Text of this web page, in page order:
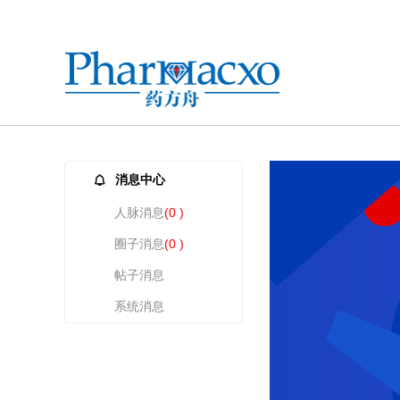
消息中心
人脉消息(0 )
圈子消息(0 )
帖子消息
系统消息